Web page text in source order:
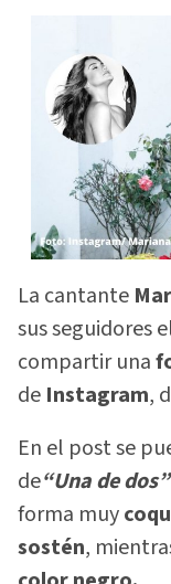
La cantante
sus seguidores
compartir una
de Instagram,
En el post se
de“Una de dos”
forma muy
sostén,